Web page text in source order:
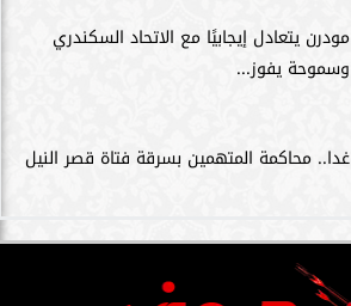
مودرن يتعادل إيجابيًا مع الاتحاد السكندري
وسموحة يفوز...
غدا.. محاكمة المتهمين بسرقة فتاة قصر النيل